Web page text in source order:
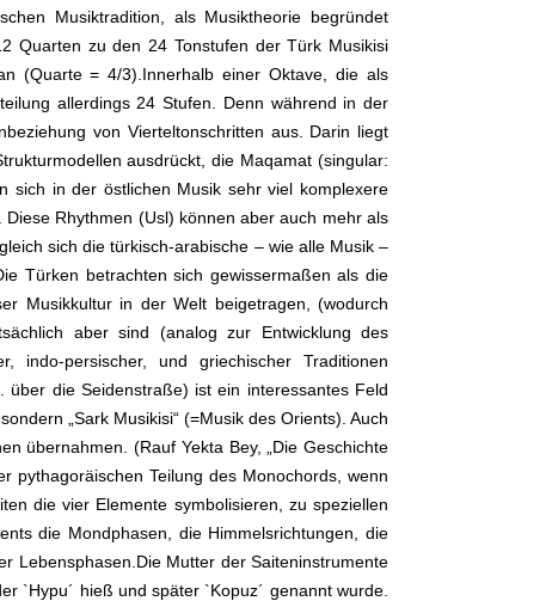
Musiktradition, als Musiktheorie begründet
Quarten zu den 24 Tonstufen der Türk Musikisi
(Quarte = 4/3).Innerhalb einer Oktave, die als
allerdings 24 Stufen. Denn während in der
von Vierteltonschritten aus. Darin liegt
ausdrückt, die Maqamat (singular:
sich in der östlichen Musik sehr viel komplexere
Rhythmen (Usl) können aber auch mehr als
sich die türkisch-arabische – wie alle Musik –
Türken betrachten sich gewissermaßen als die
Musikkultur in der Welt beigetragen, (wodurch
aber sind (analog zur Entwicklung des
indo-persischer, und griechischer Traditionen
über die Seidenstraße) ist ein interessantes Feld
„Sark Musikisi“ (=Musik des Orients). Auch
übernahmen. (Rauf Yekta Bey, „Die Geschichte
pythagoräischen Teilung des Monochords, wenn
die vier Elemente symbolisieren, zu speziellen
die Mondphasen, die Himmelsrichtungen, die
Lebensphasen.Die Mutter der Saiteninstrumente
`Hypu´ hieß und später `Kopuz´ genannt wurde.